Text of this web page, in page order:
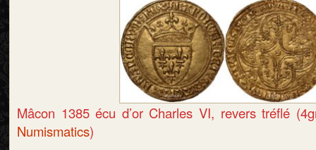
Mâcon 1385 écu d’or Charles VI, revers tréflé
Numismatics)